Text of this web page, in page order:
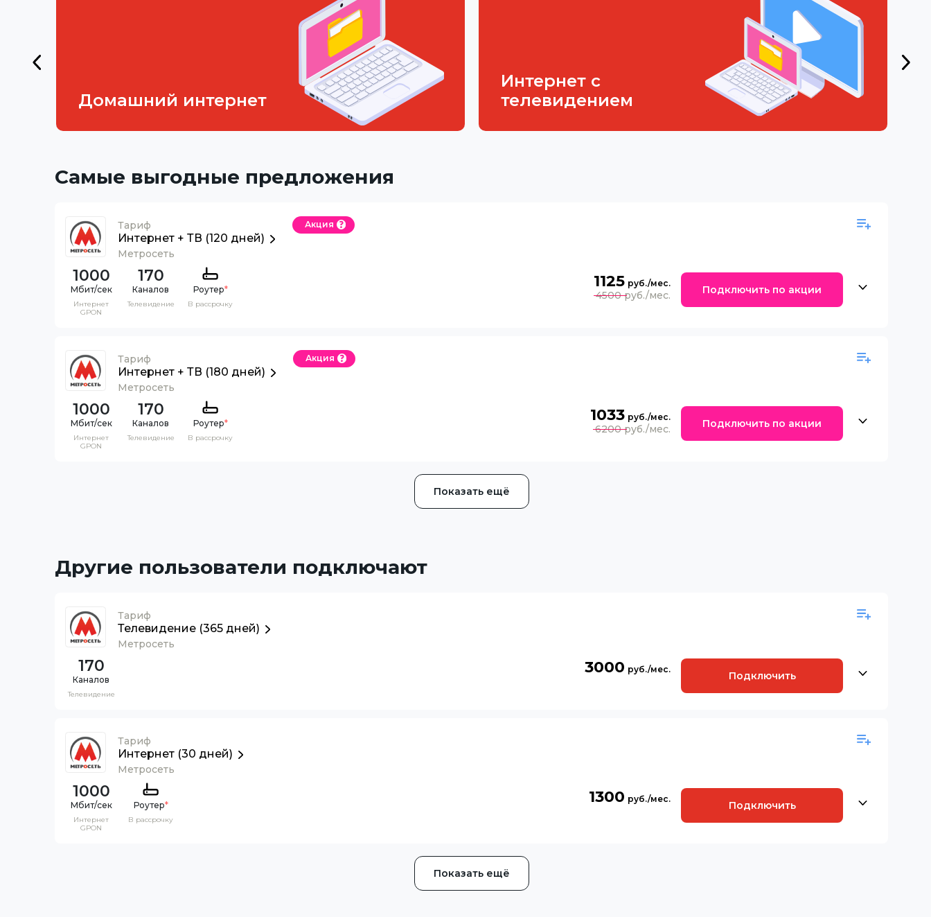
Домашний интернет
Интернет с
телевидением
Самые выгодные предложения
Тариф
Интернет + ТВ (120 дней)
Метросеть
Акция
1000
Интернет
GPON
170
Каналов
Телевидение
Роутер*
В рассрочку
1125
4500 Подключить по акции
Тариф
Интернет + ТВ (180 дней)
Метросеть
Акция
1000
Интернет
GPON
170
Каналов
Телевидение
Роутер*
В рассрочку
1033
6200 Подключить по акции
Показать ещё
Другие пользователи подключают
Тариф
Телевидение (365 дней)
Метросеть
170
Каналов
Телевидение
3000 Подключить
Тариф
Интернет (30 дней)
Метросеть
1000
Интернет
GPON
Роутер*
В рассрочку
1300 Подключить
Показать ещё